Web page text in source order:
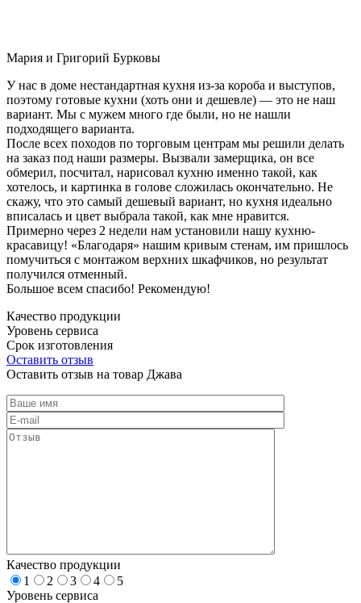
Мария и Григорий Бурковы
У нас в доме нестандартная кухня из-за короба и выступов,
поэтому готовые кухни (хоть они и дешевле) — это не наш
вариант. Мы с мужем много где были, но не нашли
подходящего варианта.
После всех походов по торговым центрам мы решили делать
на заказ под наши размеры. Вызвали замерщика, он все
обмерил, посчитал, нарисовал кухню именно такой, как
хотелось, и картинка в голове сложилась окончательно. Не
скажу, что это самый дешевый вариант, но кухня идеально
вписалась и цвет выбрала такой, как мне нравится.
Примерно через 2 недели нам установили нашу кухню-
красавицу! «Благодаря» нашим кривым стенам, им пришлось
помучиться с монтажом верхних шкафчиков, но результат
получился отменный.
Большое всем спасибо! Рекомендую!
Качество продукции
Уровень сервиса
Срок изготовления
Оставить отзыв
Оставить отзыв на товар Джава
Качество продукции
1
2 3 4
5
Уровень сервиса